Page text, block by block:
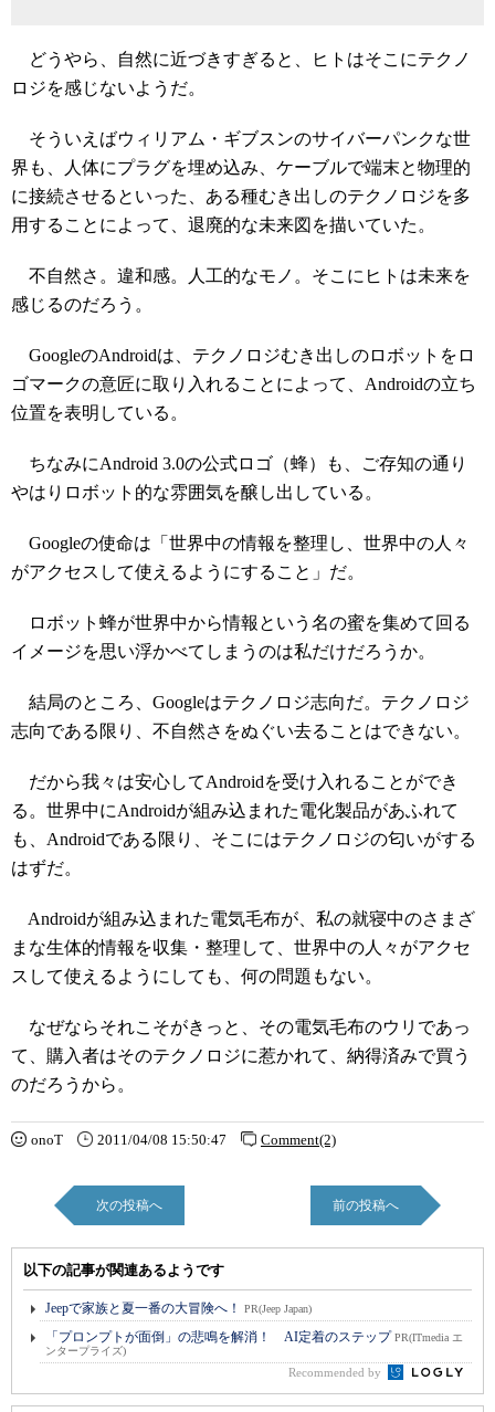
どうやら、自然に近づきすぎると、ヒトはそこにテクノ
ロジを感じないようだ。
そういえばウィリアム・ギブスンのサイバーパンクな世
界も、人体にプラグを埋め込み、ケーブルで端末と物理的
に接続させるといった、ある種むき出しのテクノロジを多
用することによって、退廃的な未来図を描いていた。
不自然さ。違和感。人工的なモノ。そこにヒトは未来を
感じるのだろう。
GoogleのAndroidは、テクノロジむき出しのロボットをロ
ゴマークの意匠に取り入れることによって、Androidの立ち
位置を表明している。
ちなみにAndroid 3.0の公式ロゴ（蜂）も、ご存知の通り
やはりロボット的な雰囲気を醸し出している。
Googleの使命は「世界中の情報を整理し、世界中の人々
がアクセスして使えるようにすること」だ。
ロボット蜂が世界中から情報という名の蜜を集めて回る
イメージを思い浮かべてしまうのは私だけだろうか。
結局のところ、Googleはテクノロジ志向だ。テクノロジ
志向である限り、不自然さをぬぐい去ることはできない。
だから我々は安心してAndroidを受け入れることができ
る。世界中にAndroidが組み込まれた電化製品があふれて
も、Androidである限り、そこにはテクノロジの匂いがする
はずだ。
Androidが組み込まれた電気毛布が、私の就寝中のさまざ
まな生体的情報を収集・整理して、世界中の人々がアクセ
スして使えるようにしても、何の問題もない。
なぜならそれこそがきっと、その電気毛布のウリであっ
て、購入者はそのテクノロジに惹かれて、納得済みで買う
のだろうから。
onoT 2011/04/08 15:50:47 Comment(2)
次の投稿へ 前の投稿へ
以下の記事が関連あるようです
Jeepで家族と夏一番の大冒険へ！ PR(Jeep Japan)
「プロンプトが面倒」の悲鳴を解消！ AI定着のステップPR(ITmedia エ
ンタープライズ)
Recommended by